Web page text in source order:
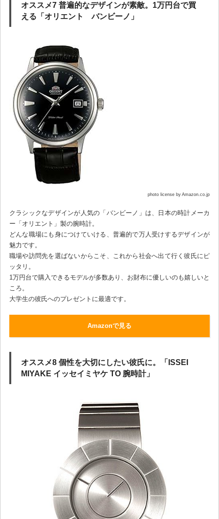
オススメ7 普遍的なデザインが素敵。1万円台で買
える「オリエント バンビーノ」
photo license by Amazon.co.jp
クラシックなデザインが人気の「バンビーノ」は、日本の時計メーカ
ー「オリエント」製の腕時計。
どんな職場にも身につけていける、普遍的で万人受けするデザインが
魅力です。
職場や訪問先を選ばないからこそ、これから社会へ出て行く彼氏にピ
ッタリ。
1万円台で購入できるモデルが多数あり、お財布に優しいのも嬉しいと
ころ。
大学生の彼氏へのプレゼントに最適です。
Amazonで見る
オススメ8 個性を大切にしたい彼氏に。「ISSEI
MIYAKE イッセイミヤケ TO 腕時計」